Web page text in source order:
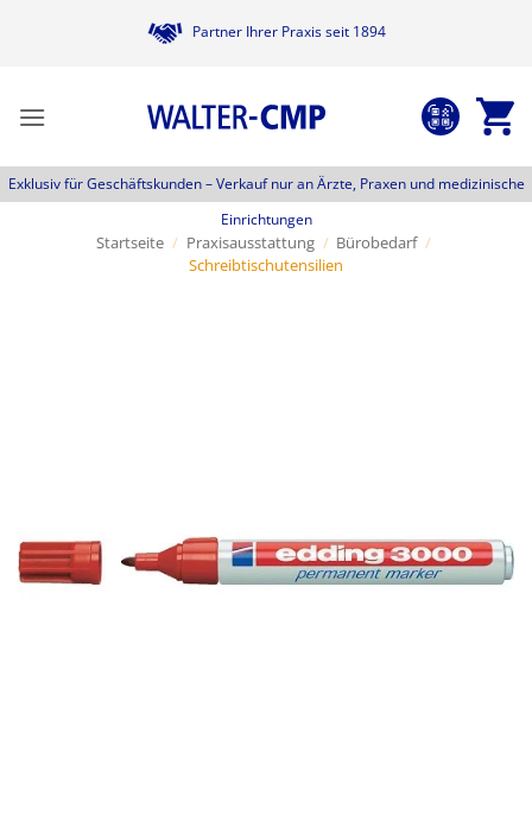
Partner Ihrer Praxis seit 1894
Exklusiv für Geschäftskunden –Verkauf nur an Ärzte, Praxen und medizinische
Einrichtungen
Startseite / Praxisausstattung / Bürobedarf /
Schreibtischutensilien